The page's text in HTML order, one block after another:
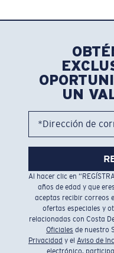
UN
*Dirección de
Al hacer clic en
años de edad y que
aceptas recibir correos
ofertas especiales y
relacionadas con Costa
Oficiales de nuestro
Privacidad y el Aviso de
electrónico,